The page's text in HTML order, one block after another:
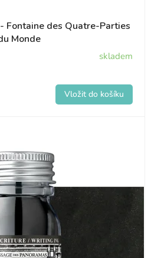
Fontaine des Quatre-Parties
Monde
skladem